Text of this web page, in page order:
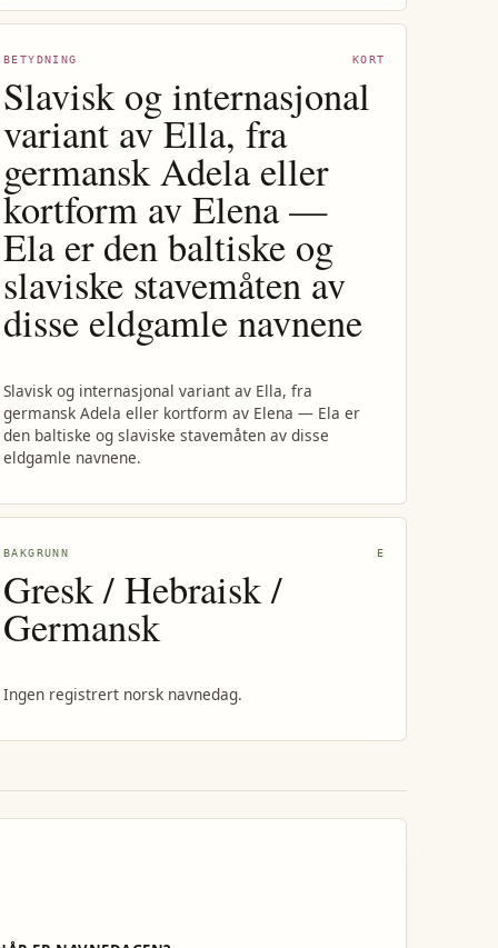
BETYDNING KORT
Slavisk og internasjonal
variant av Ella, fra
germansk Adela eller
kortform av Elena —
Ela er den baltiske og
slaviske stavemåten av
disse eldgamle navnene
Slavisk og internasjonal variant av Ella, fra
germansk Adela eller kortform av Elena — Ela er
den baltiske og slaviske stavemåten av disse
eldgamle navnene.
BAKGRUNN E
Gresk / Hebraisk /
Germansk
Ingen registrert norsk navnedag.